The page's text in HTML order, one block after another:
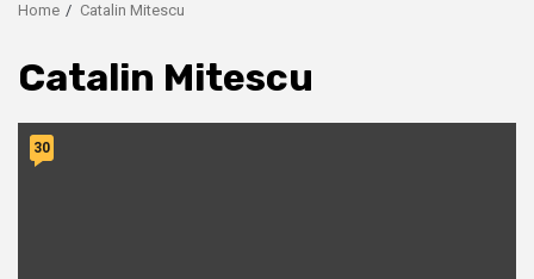
Home Catalin Mitescu
Catalin Mitescu
30